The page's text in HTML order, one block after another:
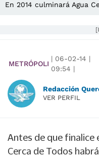
En 2014 culminará Agua
METRÓPOLI
| 06-02-14 |
09:54 |
Redacción
VER PERFIL
Antes de que finalice
Cerca de Todos